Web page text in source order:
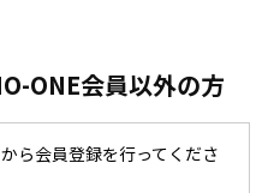
ONE会員以外の方
ら会員登録を行ってくださ